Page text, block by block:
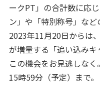
ークPT」の合計数に応
ン」や「特別称号」など
2023年11月20日からは
が増量する「追い込みキ
この機会をお見逃しな
15時59分（予定）まで。